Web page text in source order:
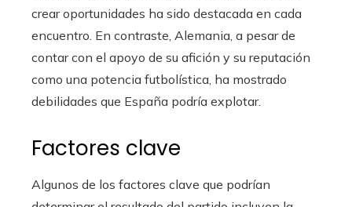
crear oportunidades ha sido destacada en cada
encuentro. En contraste, Alemania, a pesar de
contar con el apoyo de su afición y su reputación
como una potencia futbolística, ha mostrado
debilidades que España podría explotar.
Factores clave
Algunos de los factores clave que podrían